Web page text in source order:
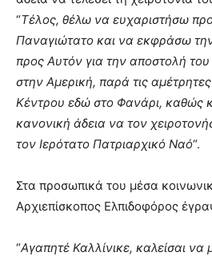
“Τέλος, θέλω να ευχαριστήσω
Παναγιώτατο και να εκφράσω
προς Αυτόν για την αποστολή
στην Αμερική, παρά τις
Κέντρου εδώ στο Φανάρι, καθώς
κανονική άδεια να τον
τον Ιερότατο Πατριαρχικό Ναό“.
Στα προσωπικά του μέσα
Αρχιεπίσκοπος Ελπιδοφόρος
“Αγαπητέ Καλλίνικε, καλείσαι να